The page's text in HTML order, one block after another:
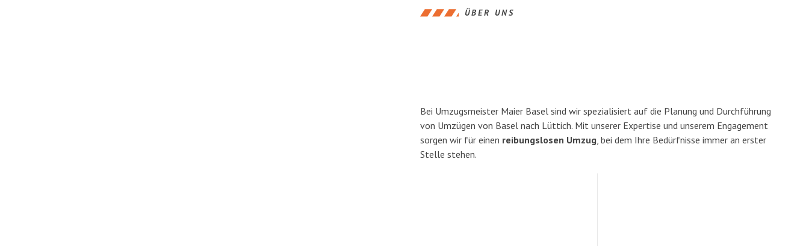
ÜBER UNS
Bei Umzugsmeister Maier Basel sind wir spezialisiert auf die Planung und Durchführung
von Umzügen von Basel nach Lüttich. Mit unserer Expertise und unserem Engagement
sorgen wir für einen reibungslosen Umzug, bei dem Ihre Bedürfnisse immer an erster
Stelle stehen.